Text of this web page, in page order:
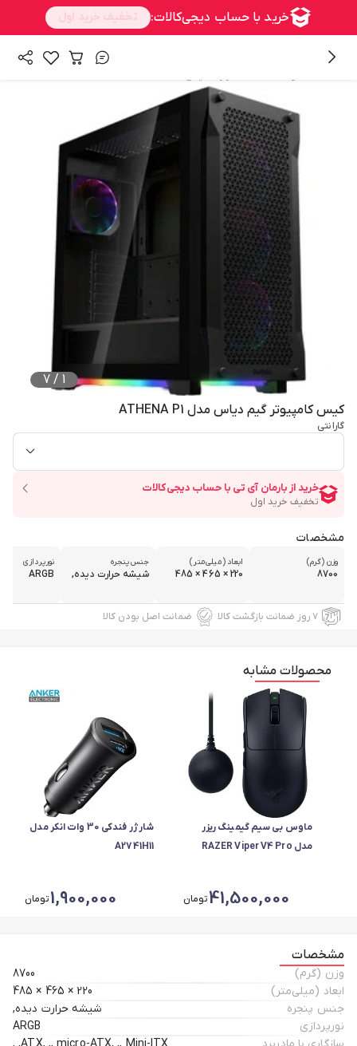
1
/
7
کیس کامپیوتر گیم دیاس مدل ATHENA P1
گارانتی
مشخصات
وزن (گرم)
8700
ابعاد (میلی‌متر)
220 × 465 × 485
جنس پنجره
شیشه حرارت دیده,
نورپردازی
ARGB
۷ روز ضمانت بازگشت کالا ضمانت اصل بودن کالا
محصولات مشابه
ماوس بی سیم گیمینگ ریزر
مدل RAZER Viper V4 Pro
41,500,000تومان
شارژر فندکی 30 وات انکر مدل
A2741H11
1,900,000تومان
مشخصات
وزن (گرم)
8700
ابعاد (میلی‌متر)
220 × 465 × 485
جنس پنجره
شیشه حرارت دیده,
نورپردازی
ARGB